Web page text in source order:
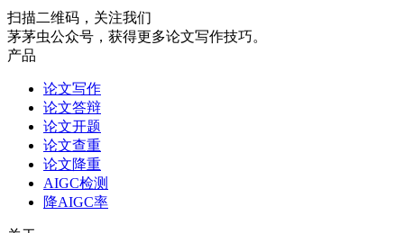
扫描二维码，关注我们
茅茅虫公众号，获得更多论文写作技巧。
产品
论文写作
论文答辩
论文开题
论文查重
论文降重
AIGC检测
降AIGC率